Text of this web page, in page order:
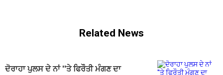
Related News
ਦੋਰਾਹਾ ਪੁਲਸ ਦੇ ਨਾਂ ''ਤੇ ਫਿਰੌਤੀ ਮੰਗਣ ਦਾ